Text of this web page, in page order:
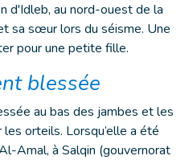
d'Idleb, au nord-ouest de la
sa sœur lors du séisme. Une
pour une petite fille.
blessée
au bas des jambes et les
orteils. Lorsqu’elle a été
Amal, à Salqin (gouvernorat